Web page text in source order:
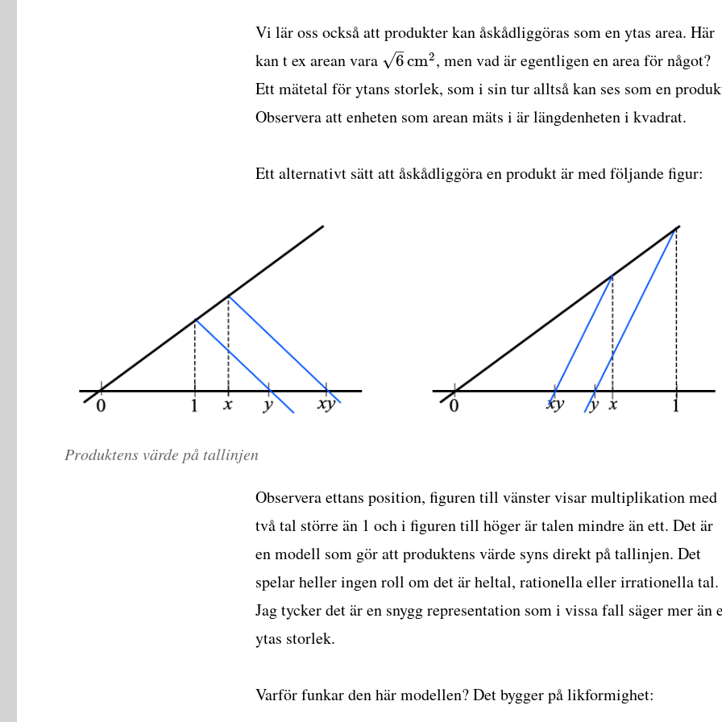
Vi lär oss också att produkter kan åskådliggöras som en ytas area. Här
kan t ex arean vara
6
–
√ cm2, men vad är egentligen en area för något?
Ett mätetal för ytans storlek, som i sin tur alltså kan ses som en
Observera att enheten som arean mäts i är längdenheten i kvadrat.
Ett alternativt sätt att åskådliggöra en produkt är med följande figur:
Produktens värde på tallinjen
Observera ettans position, figuren till vänster visar multiplikation med
två tal större än 1 och i figuren till höger är talen mindre än ett. Det är
en modell som gör att produktens värde syns direkt på tallinjen. Det
spelar heller ingen roll om det är heltal, rationella eller irrationella tal.
Jag tycker det är en snygg representation som i vissa fall säger mer än
ytas storlek.
Varför funkar den här modellen? Det bygger på likformighet: